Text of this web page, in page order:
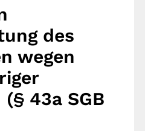
des
wegen
43a SGB